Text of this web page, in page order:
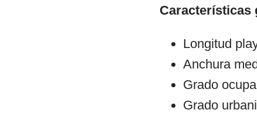
Características
Longitud
Anchura
Grado
Grado